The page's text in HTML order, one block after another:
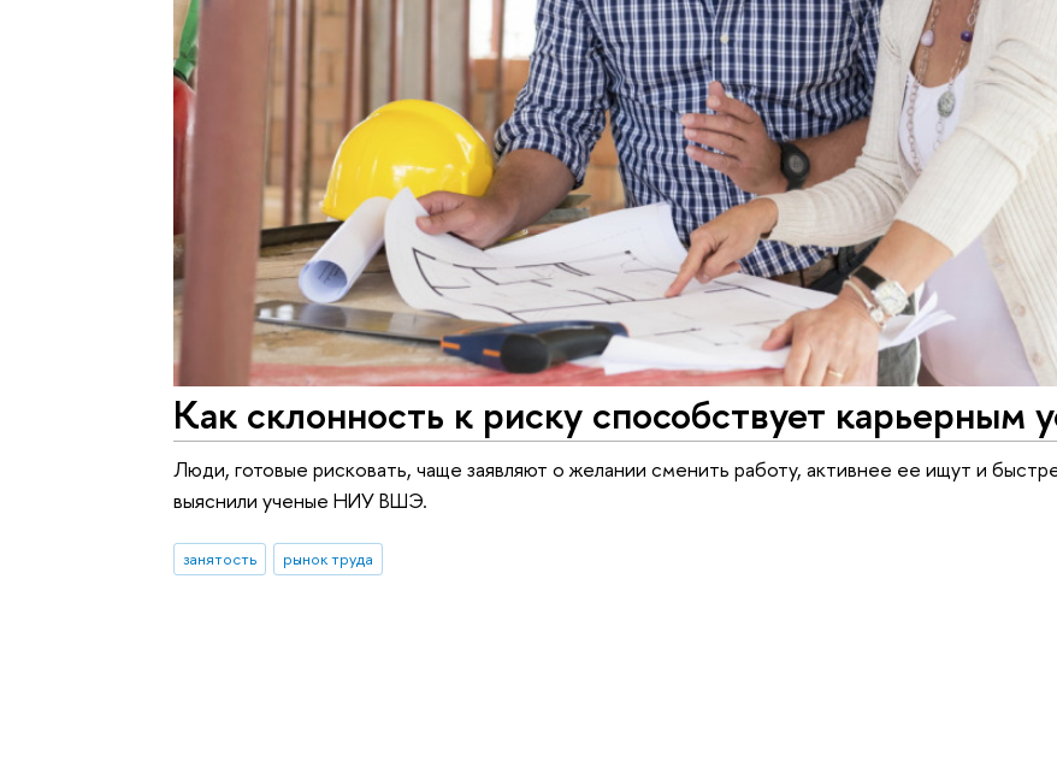
Как склонность к риску способствует карьерным
Люди, готовые рисковать, чаще заявляют о желании сменить работу, активнее ее ищут и
выяснили ученые НИУ ВШЭ.
занятость рынок труда